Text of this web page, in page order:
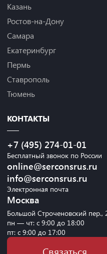
Казань
Ростов-на-Дону
Самара
Екатеринбург
Пермь
Ставрополь
Тюмень
КОНТАКТЫ
+7 (495) 274-01-01
Бесплатный звонок по России
online@serconsrus.ru
info@serconsrus.ru
Электронная почта
Москва
Большой Строченовский пер.,
пн — чт: с 9:00 до 18:00
пт: с 9:00 до 17:00